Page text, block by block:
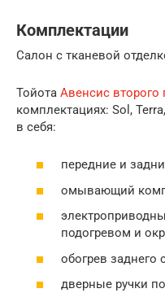
Комплектации
Салон с тканевой
Тойота Авенсис второго
комплектациях: Sol,
в себя:
передние и
омывающий
подогревом и
обогрев заднего
дверные ручки